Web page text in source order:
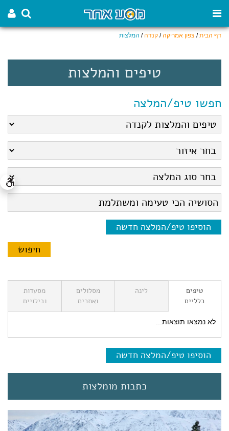
דף הבית/ צפון אמריקה/ קנדה/ המלצות
טיפים והמלצות
חפשו טיפ/המלצה
הוסיפו טיפ/המלצה חדשה
טיפים
כלליים
לינה
מסלולים
ואתרים
מסעדות
ובילויים
לא נמצאו תוצאות...
הוסיפו טיפ/המלצה חדשה
כתבות מומלצות